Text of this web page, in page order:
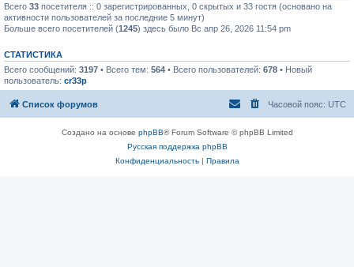
Всего 33 посетителя :: 0 зарегистрированных, 0 скрытых и 33 гостя (основано на
активности пользователей за последние 5 минут)
Больше всего посетителей (1245) здесь было Вс апр 26, 2026 11:54 pm
СТАТИСТИКА
Всего сообщений: 3197 • Всего тем: 564 • Всего пользователей: 678 • Новый
пользователь: cr33p
Список форумов Часовой пояс: UTC
Создано на основе phpBB® Forum Software © phpBB Limited
Русская поддержка phpBB
Конфиденциальность| Правила